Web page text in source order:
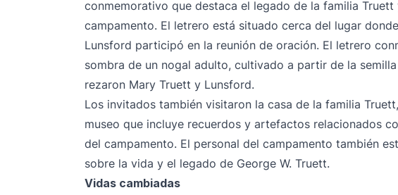
conmemorativo que destaca el legado de la familia Truett
campamento. El letrero está situado cerca del lugar
Lunsford participó en la reunión de oración. El letrero
sombra de un nogal adulto, cultivado a partir de la
rezaron Mary Truett y Lunsford.
Los invitados también visitaron la casa de la familia
museo que incluye recuerdos y artefactos relacionados
del campamento. El personal del campamento también
sobre la vida y el legado de George W. Truett.
Vidas cambiadas